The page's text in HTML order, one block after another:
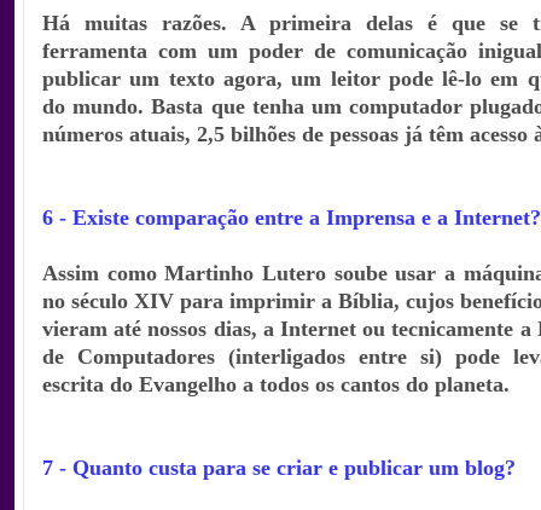
Há muitas razões. A primeira delas é que se
ferramenta com um poder de comunicação
publicar um texto agora, um leitor pode lê-lo em
do mundo. Basta que tenha um computador
números atuais, 2,5 bilhões de pessoas já têm acesso
6 - Existe comparação entre a Imprensa e a Internet?
Assim como Martinho Lutero soube usar a
no século XIV para imprimir a Bíblia, cujos
vieram até nossos dias, a Internet ou tecnicamente
de Computadores (interligados entre si) pode
escrita do Evangelho a todos os cantos do planeta.
7 - Quanto custa para se criar e publicar um blog?